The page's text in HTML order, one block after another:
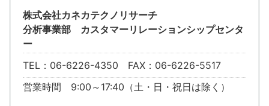
株式会社カネカテクノリサーチ
分析事業部 カスタマーリレーションシップセンタ
ー
TEL：06-6226-4350 FAX：06-6226-5517
営業時間 9:00～17:40（土・日・祝日は除く）